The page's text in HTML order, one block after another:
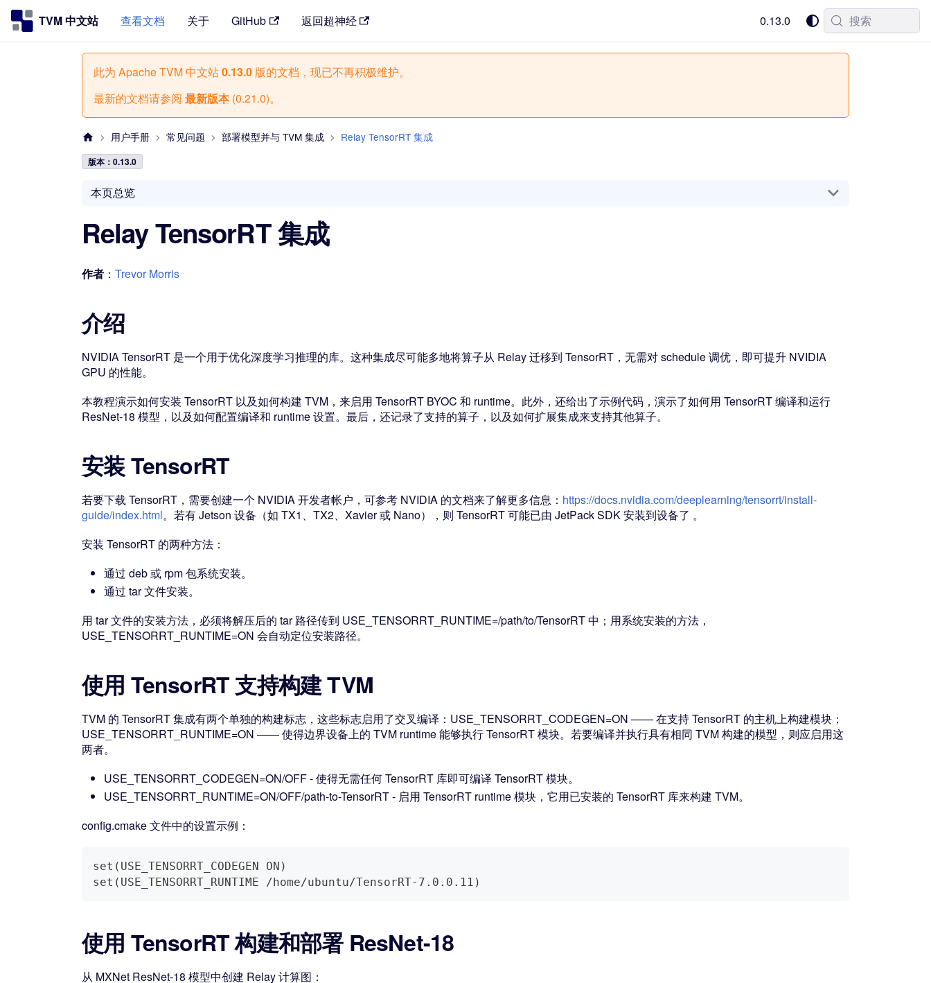
TVM 中文站 查看文档 关于 GitHub 返回超神经 0.13.0 搜索
此为 Apache TVM 中文站0.13.0 版的文档，现已不再积极维护。
最新的文档请参阅 最新版本(0.21.0)。
用户手册 常见问题 部署模型并与 TVM 集成 Relay TensorRT 集成
版本：0.13.0
本页总览
Relay TensorRT 集成
作者 ： Trevor Morris
介绍
NVIDIA TensorRT 是一个用于优化深度学习推理的库。这种集成尽可能多地将算子从 Relay 迁移到 TensorRT，无需对 schedule 调优，即可提升 NVIDIA
GPU 的性能。
本教程演示如何安装 TensorRT 以及如何构建 TVM，来启用 TensorRT BYOC 和 runtime。此外，还给出了示例代码，演示了如何用 TensorRT 编译和运行
ResNet-18 模型，以及如何配置编译和 runtime 设置。最后，还记录了支持的算子，以及如何扩展集成来支持其他算子。
安装 TensorRT
若要下载 TensorRT，需要创建一个 NVIDIA 开发者帐户，可参考 NVIDIA 的文档来了解更多信息： https://docs.nvidia.com/deeplearning/tensorrt/install-
guide/index.html。若有 Jetson 设备（如 TX1、TX2、Xavier 或 Nano），则 TensorRT 可能已由 JetPack SDK 安装到设备了 。
安装 TensorRT 的两种方法：
通过 deb 或 rpm 包系统安装。
通过 tar 文件安装。
用 tar 文件的安装方法，必须将解压后的 tar 路径传到 USE_TENSORRT_RUNTIME=/path/to/TensorRT 中；用系统安装的方法，
USE_TENSORRT_RUNTIME=ON 会自动定位安装路径。
使用 TensorRT 支持构建 TVM
TVM 的 TensorRT 集成有两个单独的构建标志，这些标志启用了交叉编译：USE_TENSORRT_CODEGEN=ON —— 在支持 TensorRT 的主机上构建模块；
USE_TENSORRT_RUNTIME=ON —— 使得边界设备上的 TVM runtime 能够执行 TensorRT 模块。若要编译并执行具有相同 TVM 构建的模型，则应启用这
两者。
USE_TENSORRT_CODEGEN=ON/OFF - 使得无需任何 TensorRT 库即可编译 TensorRT 模块。
USE_TENSORRT_RUNTIME=ON/OFF/path-to-TensorRT - 启用 TensorRT runtime 模块，它用已安装的 TensorRT 库来构建 TVM。
config.cmake 文件中的设置示例：
set(USE_TENSORRT_CODEGEN ON)
set(USE_TENSORRT_RUNTIME /home/ubuntu/TensorRT-7.0.0.11)
使用 TensorRT 构建和部署 ResNet-18
从 MXNet ResNet-18 模型中创建 Relay 计算图：